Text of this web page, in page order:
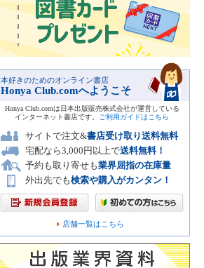
本好きのためのオンライン書店
Honya Club.comへようこそ
Honya Club.comは日本出版販売株式会社が運営している
インターネット書店です。
ご利用ガイドはこちら
サイトで注文&書店受け取り送料無料
宅配なら3,000円以上で送料無料！
予約も取り寄せも業界屈指の在庫量
外出先でも検索や購入がカンタン！
店舗一覧はこちら